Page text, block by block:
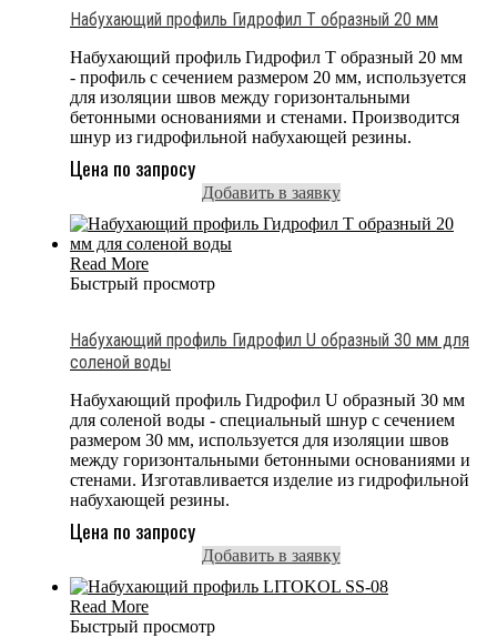
Набухающий профиль Гидрофил T образный 20 мм
Набухающий профиль Гидрофил T образный 20 мм
- профиль с сечением размером 20 мм, используется
для изоляции швов между горизонтальными
бетонными основаниями и стенами. Производится
шнур из гидрофильной набухающей резины.
Цена по запросу
Добавить в заявку
Read More
Быстрый просмотр
Набухающий профиль Гидрофил U образный 30 мм для
соленой воды
Набухающий профиль Гидрофил U образный 30 мм
для соленой воды - специальный шнур с сечением
размером 30 мм, используется для изоляции швов
между горизонтальными бетонными основаниями и
стенами. Изготавливается изделие из гидрофильной
набухающей резины.
Цена по запросу
Добавить в заявку
Read More
Быстрый просмотр